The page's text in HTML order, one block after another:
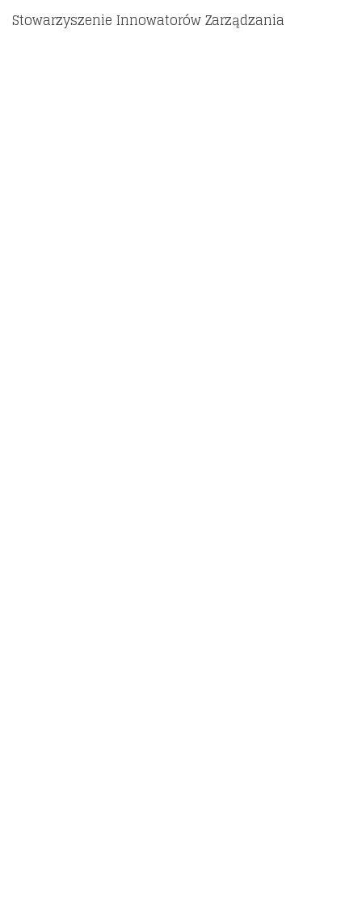
Stowarzyszenie Innowatorów Zarządzania